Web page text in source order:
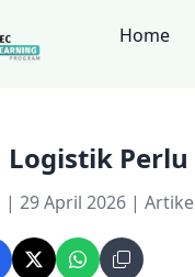
Home
Logistik
| 29 April 2026 |